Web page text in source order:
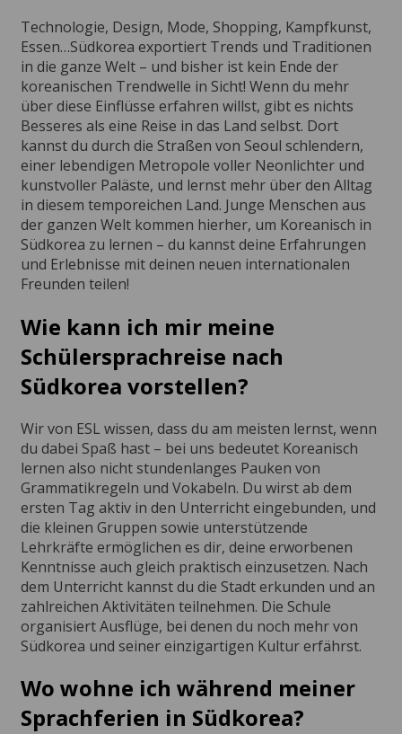
Technologie, Design, Mode, Shopping, Kampfkunst,
Essen…Südkorea exportiert Trends und Traditionen
in die ganze Welt – und bisher ist kein Ende der
koreanischen Trendwelle in Sicht! Wenn du mehr
über diese Einflüsse erfahren willst, gibt es nichts
Besseres als eine Reise in das Land selbst. Dort
kannst du durch die Straßen von Seoul schlendern,
einer lebendigen Metropole voller Neonlichter und
kunstvoller Paläste, und lernst mehr über den Alltag
in diesem temporeichen Land. Junge Menschen aus
der ganzen Welt kommen hierher, um Koreanisch in
Südkorea zu lernen – du kannst deine Erfahrungen
und Erlebnisse mit deinen neuen internationalen
Freunden teilen!
Wie kann ich mir meine
Schülersprachreise nach
Südkorea vorstellen?
Wir von ESL wissen, dass du am meisten lernst, wenn
du dabei Spaß hast – bei uns bedeutet Koreanisch
lernen also nicht stundenlanges Pauken von
Grammatikregeln und Vokabeln. Du wirst ab dem
ersten Tag aktiv in den Unterricht eingebunden, und
die kleinen Gruppen sowie unterstützende
Lehrkräfte ermöglichen es dir, deine erworbenen
Kenntnisse auch gleich praktisch einzusetzen. Nach
dem Unterricht kannst du die Stadt erkunden und an
zahlreichen Aktivitäten teilnehmen. Die Schule
organisiert Ausflüge, bei denen du noch mehr von
Südkorea und seiner einzigartigen Kultur erfährst.
Wo wohne ich während meiner
Sprachferien in Südkorea?